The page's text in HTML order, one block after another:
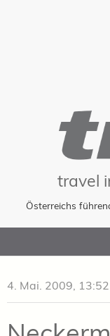
travel
Österreichs
to
4. Mai. 2009, 13:52